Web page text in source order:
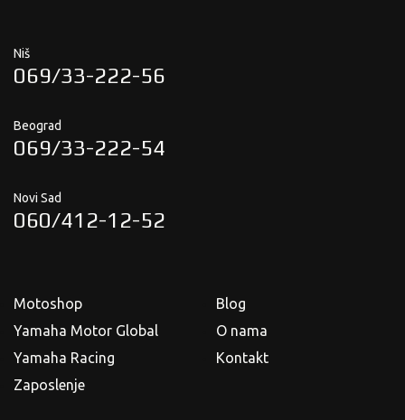
Niš
069/33-222-56
Beograd
069/33-222-54
Novi Sad
060/412-12-52
Motoshop
Yamaha Motor Global
Yamaha Racing
Zaposlenje
Blog
O nama
Kontakt